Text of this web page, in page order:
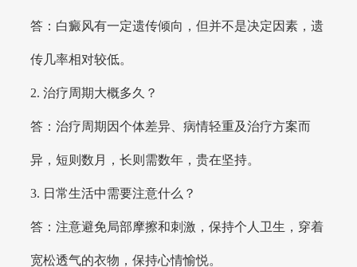
答：白癜风有一定遗传倾向，但并不是决定因素，遗
传几率相对较低。
2. 治疗周期大概多久？
答：治疗周期因个体差异、病情轻重及治疗方案而
异，短则数月，长则需数年，贵在坚持。
3. 日常生活中需要注意什么？
答：注意避免局部摩擦和刺激，保持个人卫生，穿着
宽松透气的衣物，保持心情愉悦。